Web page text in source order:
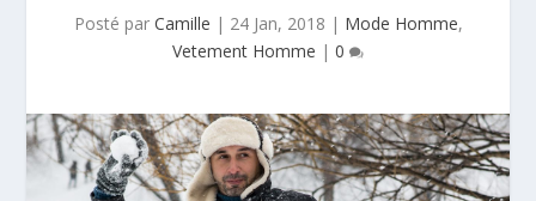
Posté par Camille | 24 Jan, 2018 | Mode Homme,
Vetement Homme | 0